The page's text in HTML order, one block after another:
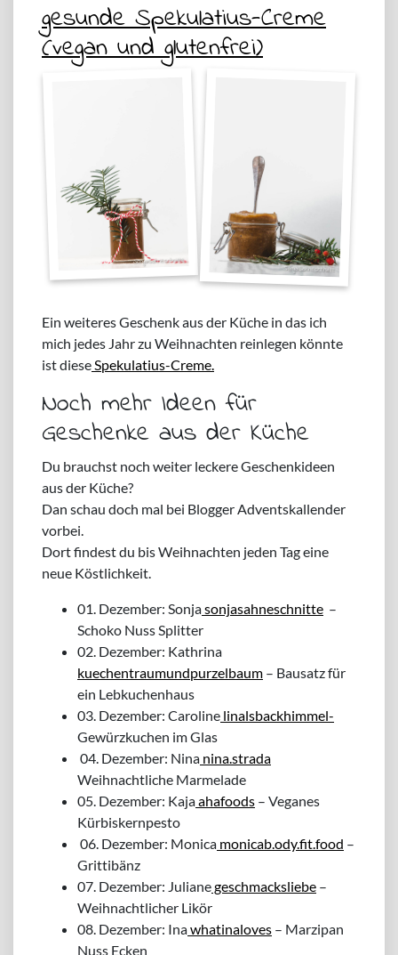
gesunde Spekulatius-Creme
(vegan und glutenfrei)
Ein weiteres Geschenk aus der Küche in das ich
mich jedes Jahr zu Weihnachten reinlegen könnte
ist dieseSpekulatius-Creme.
Noch mehr Ideen für
Geschenke aus der Küche
Du brauchst noch weiter leckere Geschenkideen
aus der Küche?
Dan schau doch mal bei Blogger Adventskallender
vorbei.
Dort findest du bis Weihnachten jeden Tag eine
neue Köstlichkeit.
01. Dezember: Sonjasonjasahneschnitte –
Schoko Nuss Splitter
02. Dezember: Kathrina
kuechentraumundpurzelbaum – Bausatz für
ein Lebkuchenhaus
03. Dezember: Caroline linalsbackhimmel-
Gewürzkuchen im Glas
04. Dezember: Nina nina.strada
Weihnachtliche Marmelade
05. Dezember: Kajaahafoods – Veganes
Kürbiskernpesto
06. Dezember: Monica monicab.ody.fit.food –
Grittibänz
07. Dezember: Julianegeschmacksliebe –
Weihnachtlicher Likör
08. Dezember: Inawhatinaloves – Marzipan
Nuss Ecken